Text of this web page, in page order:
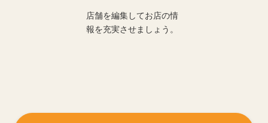
店舗を編集してお店の情
報を充実させましょう。